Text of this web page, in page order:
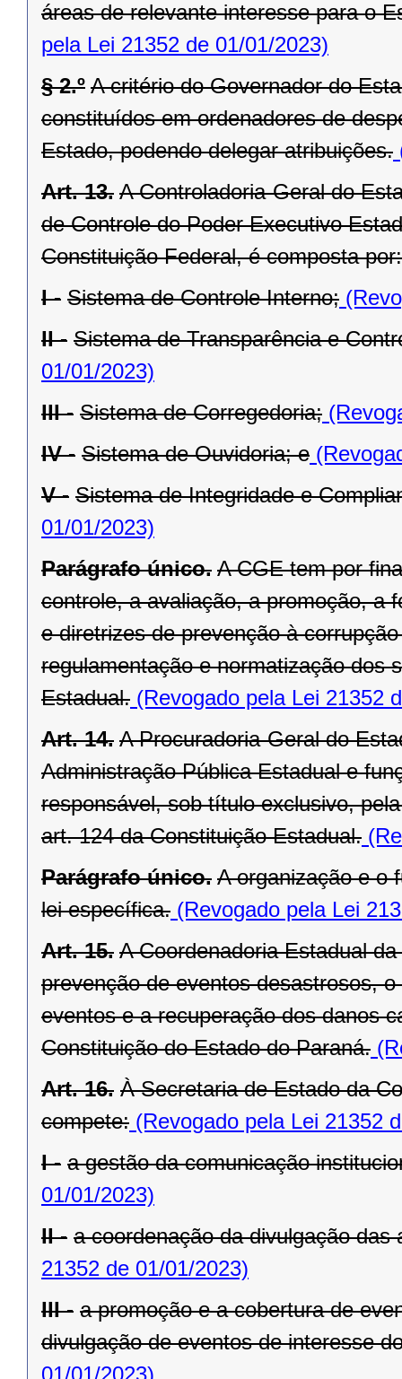
áreas de relevante interesse para o
pela Lei 21352 de 01/01/2023)
§ 2.º A critério do Governador do
constituídos em ordenadores de
Estado, podendo delegar atribuições.
Art. 13. A Controladoria-Geral do
de Controle do Poder Executivo
Constituição Federal, é composta por:
I - Sistema de Controle Interno;
II - Sistema de Transparência e
01/01/2023)
III - Sistema de Corregedoria;
IV - Sistema de Ouvidoria; e
V - Sistema de Integridade e
01/01/2023)
Parágrafo único. A CGE tem por
controle, a avaliação, a promoção, a
e diretrizes de prevenção à
regulamentação e normatização dos
Estadual. (Revogado pela Lei 21352
Art. 14. A Procuradoria-Geral do
Administração Pública Estadual e
responsável, sob título exclusivo,
art. 124 da Constituição Estadual.
Parágrafo único. A organização e o
lei específica. (Revogado pela Lei
Art. 15. A Coordenadoria Estadual
prevenção de eventos desastrosos,
eventos e a recuperação dos danos
Constituição do Estado do Paraná.
Art. 16. À Secretaria de Estado da
compete: (Revogado pela Lei 21352
I - a gestão da comunicação
01/01/2023)
II - a coordenação da divulgação das
21352 de 01/01/2023)
III - a promoção e a cobertura de
divulgação de eventos de interesse